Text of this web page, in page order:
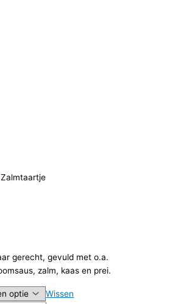
gerecht, gevuld met o.a.
zalm, kaas en prei.
Wissen